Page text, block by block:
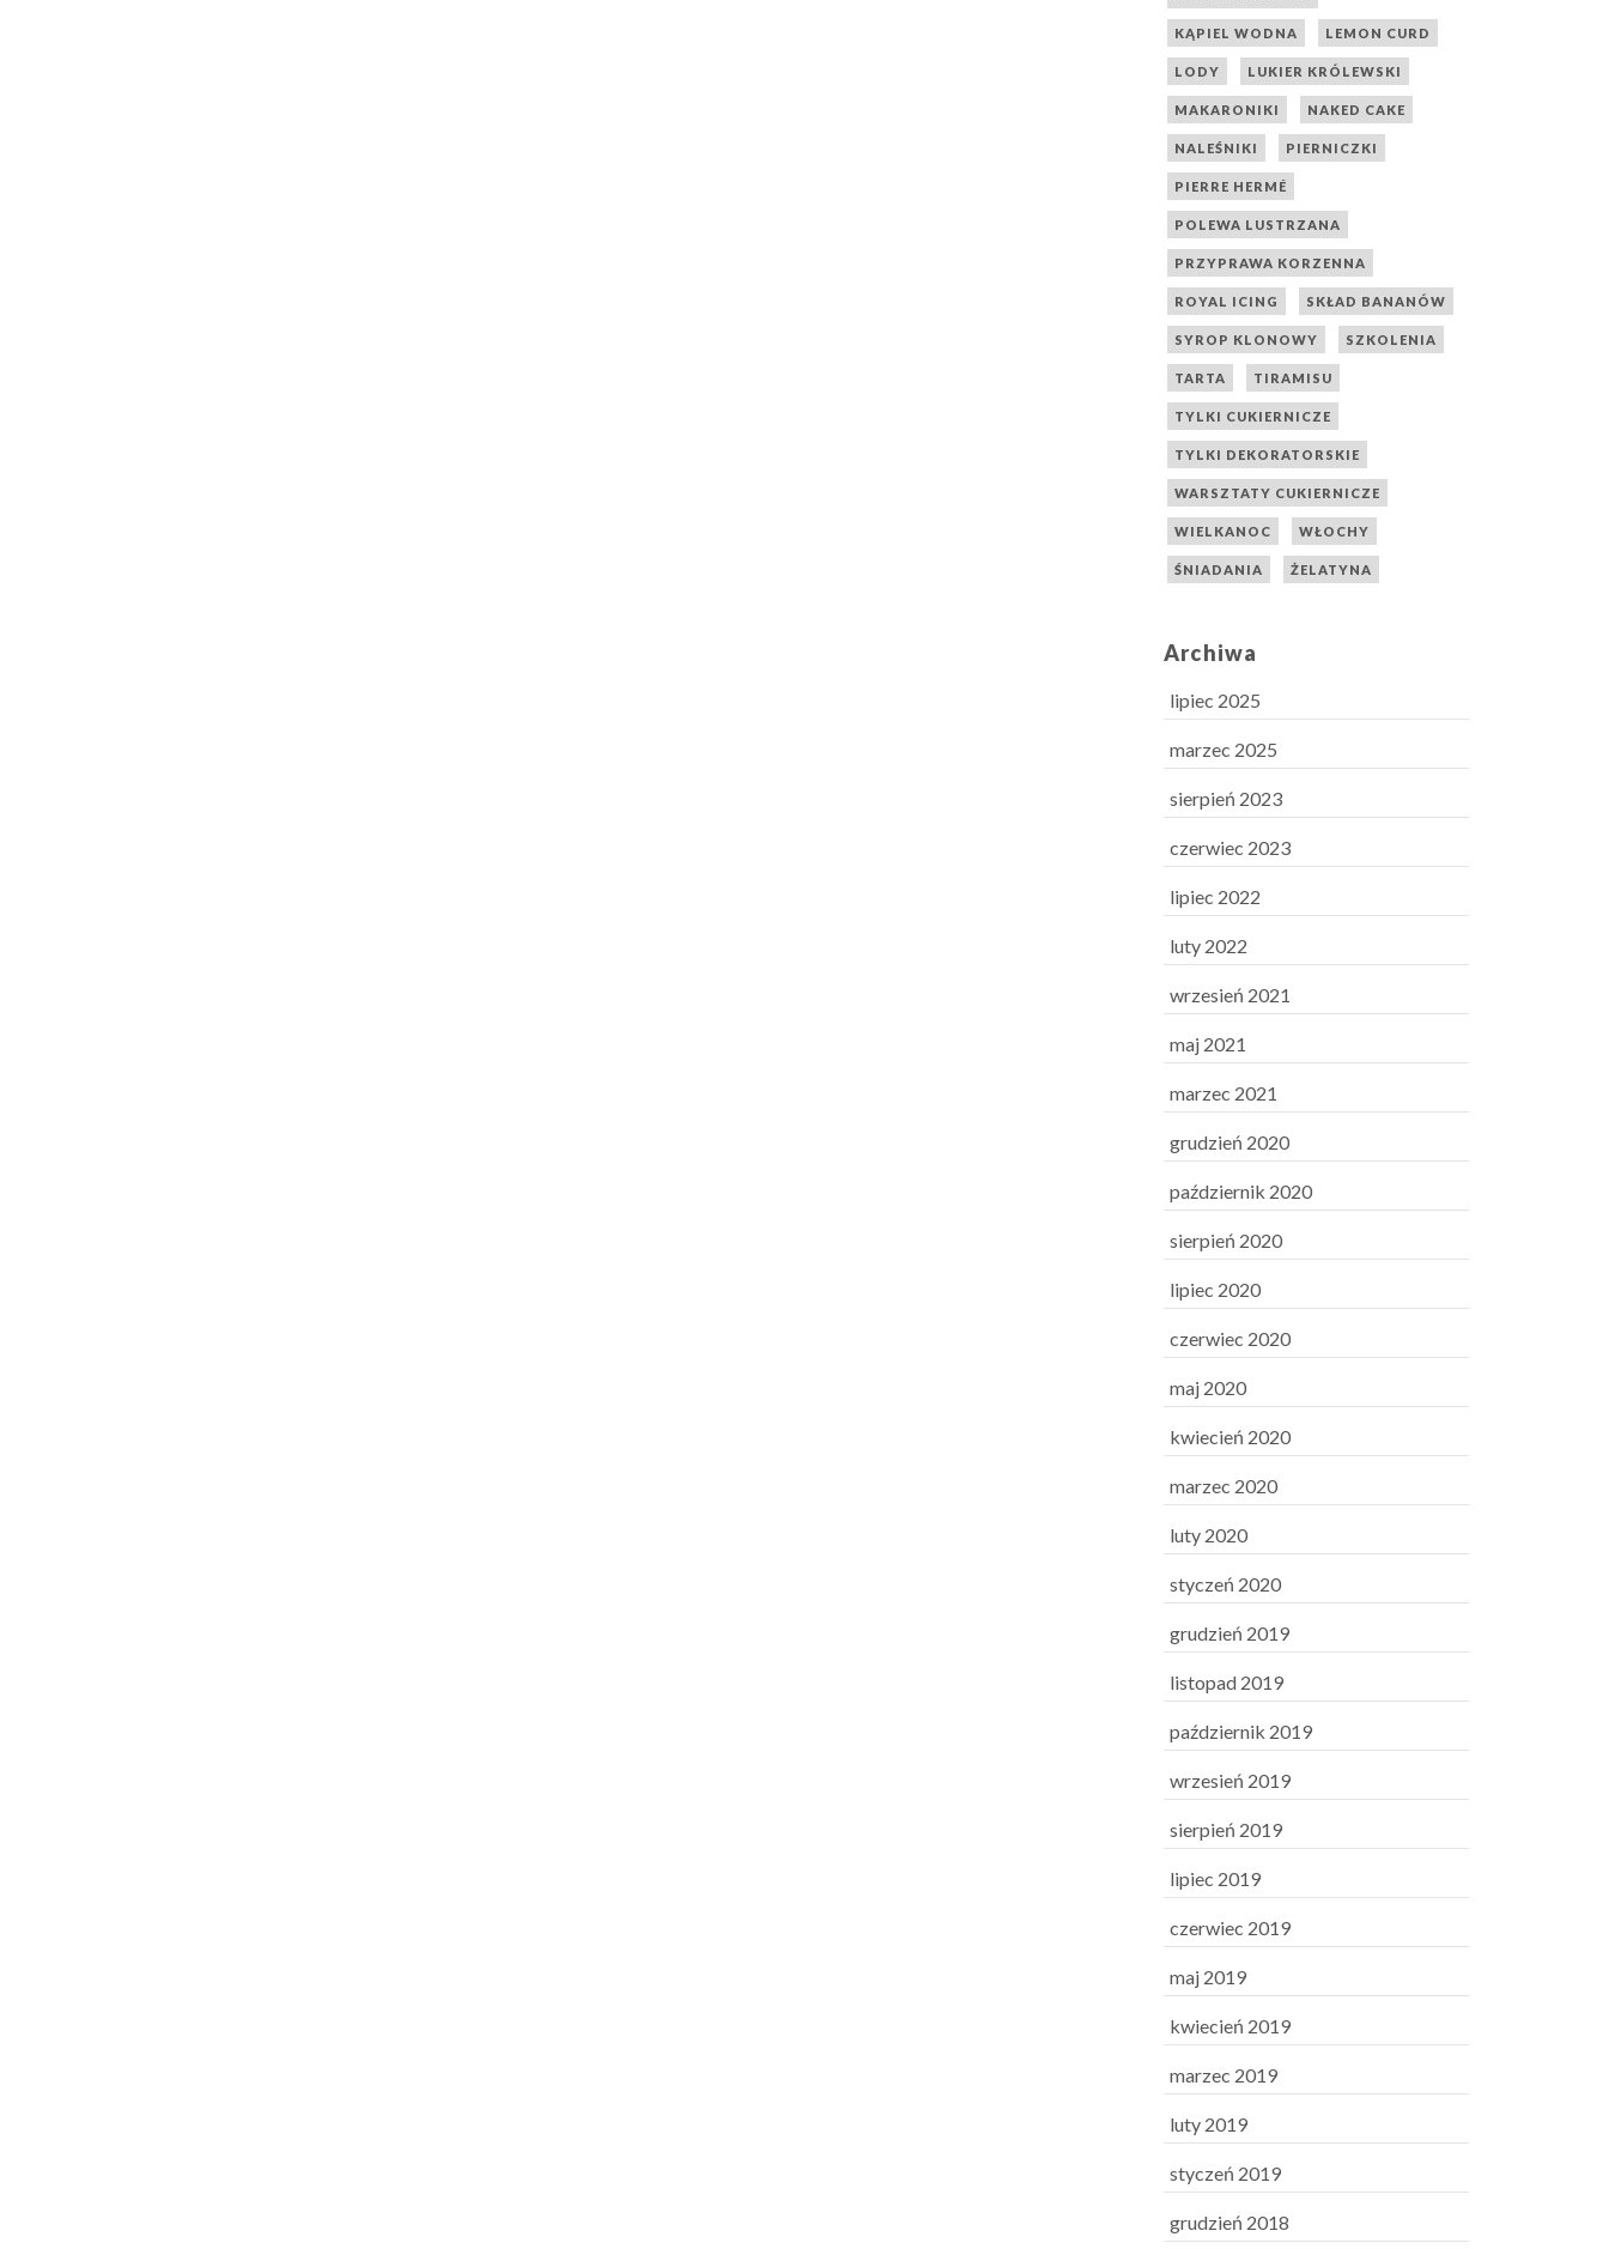
KĄPIEL WODNA LEMON CURD
LODY LUKIER KRÓLEWSKI
MAKARONIKI NAKED CAKE
NALEŚNIKI PIERNICZKI
PIERRE HERMÉ
POLEWA LUSTRZANA
PRZYPRAWA KORZENNA
ROYAL ICING SKŁAD BANANÓW
SYROP KLONOWY SZKOLENIA
TARTA TIRAMISU
TYLKI CUKIERNICZE
TYLKI DEKORATORSKIE
WARSZTATY CUKIERNICZE
WIELKANOC WŁOCHY
ŚNIADANIA ŻELATYNA
Archiwa
lipiec 2025
marzec 2025
sierpień 2023
czerwiec 2023
lipiec 2022
luty 2022
wrzesień 2021
maj 2021
marzec 2021
grudzień 2020
październik 2020
sierpień 2020
lipiec 2020
czerwiec 2020
maj 2020
kwiecień 2020
marzec 2020
luty 2020
styczeń 2020
grudzień 2019
listopad 2019
październik 2019
wrzesień 2019
sierpień 2019
lipiec 2019
czerwiec 2019
maj 2019
kwiecień 2019
marzec 2019
luty 2019
styczeń 2019
grudzień 2018